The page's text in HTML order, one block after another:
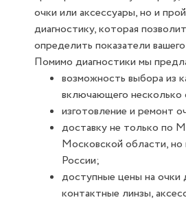
очки или аксессуары, но и
диагностику, которая
определить показатели
Помимо диагностики мы
возможность выбора из
включающего
изготовление и ремонт
доставку не только по
Московской области, но
России;
доступные цены на очки
контактные линзы,